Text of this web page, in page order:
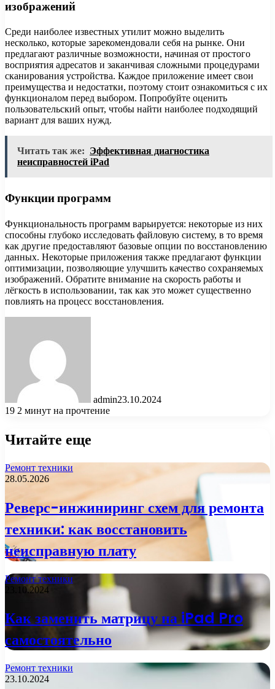
изображений
Среди наиболее известных утилит можно выделить
несколько, которые зарекомендовали себя на рынке. Они
предлагают различные возможности, начиная от простого
восприятия адресатов и заканчивая сложными процедурами
сканирования устройства. Каждое приложение имеет свои
преимущества и недостатки, поэтому стоит ознакомиться с их
функционалом перед выбором. Попробуйте оценить
пользовательский опыт, чтобы найти наиболее подходящий
вариант для ваших нужд.
Читать так же: Эффективная диагностика
неисправностей iPad
Функции программ
Функциональность программ варьируется: некоторые из них
способны глубоко исследовать файловую систему, в то время
как другие предоставляют базовые опции по восстановлению
данных. Некоторые приложения также предлагают функции
оптимизации, позволяющие улучшить качество сохраняемых
изображений. Обратите внимание на скорость работы и
лёгкость в использовании, так как это может существенно
повлиять на процесс восстановления.
admin23.10.2024
19 2 минут на прочтение
Читайте еще
Ремонт техники
28.05.2026
Реверс-инжиниринг схем для ремонта
техники: как восстановить
неисправную плату
Ремонт техники
23.10.2024
Как заменить матрицу на iPad Pro
самостоятельно
Ремонт техники
23.10.2024